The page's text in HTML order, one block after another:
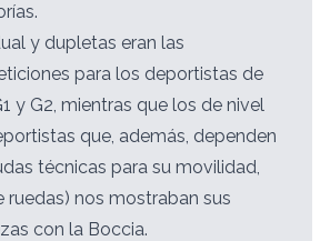
y dupletas eran las
para los deportistas de
y G2, mientras que los de nivel
que, además, dependen
técnicas para su movilidad,
ruedas) nos mostraban sus
con la Boccia.